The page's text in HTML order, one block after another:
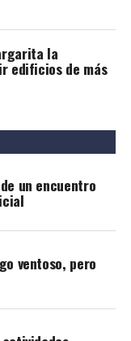
la
edificios de más
un encuentro
ventoso, pero